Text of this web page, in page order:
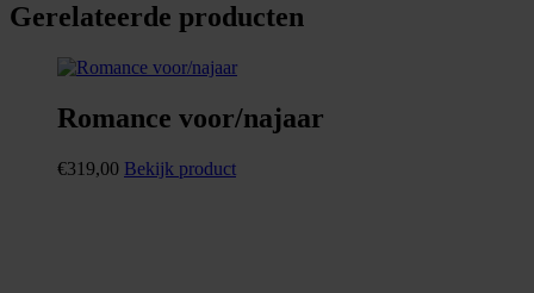
Gerelateerde producten
Romance voor/najaar
€319,00 Bekijk product